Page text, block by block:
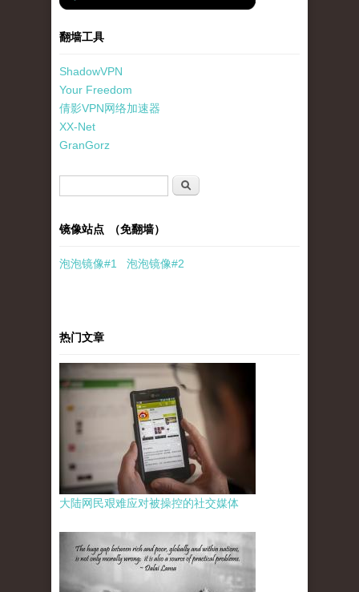
翻墙工具
ShadowVPN
Your Freedom
倩影VPN网络加速器
XX-Net
GranGorz
搜索
镜像站点 （免翻墙）
泡泡镜像#1 泡泡镜像#2
热门文章
大陆网民艰难应对被操控的社交媒体